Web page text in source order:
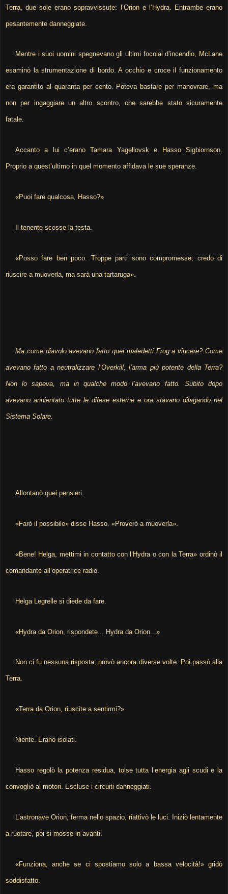
Terra, due sole erano sopravvissute: l’Orion e l’Hydra. Entrambe erano
pesantemente danneggiate.
Mentre i suoi uomini spegnevano gli ultimi focolai d’incendio, McLane
esaminò la strumentazione di bordo. A occhio e croce il funzionamento
era garantito al quaranta per cento. Poteva bastare per manovrare, ma
non per ingaggiare un altro scontro, che sarebbe stato sicuramente
fatale.
Accanto a lui c’erano Tamara Yagellovsk e Hasso Sigbiornson.
Proprio a quest’ultimo in quel momento affidava le sue speranze.
«Puoi fare qualcosa, Hasso?»
Il tenente scosse la testa.
«Posso fare ben poco. Troppe parti sono compromesse; credo di
riuscire a muoverla, ma sarà una tartaruga».
Ma come diavolo avevano fatto quei maledetti Frog a vincere? Come
avevano fatto a neutralizzare l’Overkill, l’arma più potente della Terra?
Non lo sapeva, ma in qualche modo l’avevano fatto. Subito dopo
avevano annientato tutte le difese esterne e ora stavano dilagando nel
Sistema Solare.
Allontanò quei pensieri.
«Farò il possibile» disse Hasso. «Proverò a muoverla».
«Bene! Helga, mettimi in contatto con l’Hydra o con la Terra» ordinò il
comandante all’operatrice radio.
Helga Legrelle si diede da fare.
«Hydra da Orion, rispondete... Hydra da Orion...»
Non ci fu nessuna risposta; provò ancora diverse volte. Poi passò alla
Terra.
«Terra da Orion, riuscite a sentirmi?»
Niente. Erano isolati.
Hasso regolò la potenza residua, tolse tutta l’energia agli scudi e la
convogliò ai motori. Escluse i circuiti danneggiati.
L’astronave Orion, ferma nello spazio, riattivò le luci. Iniziò lentamente
a ruotare, poi si mosse in avanti.
«Funziona, anche se ci spostiamo solo a bassa velocità!» gridò
soddisfatto.